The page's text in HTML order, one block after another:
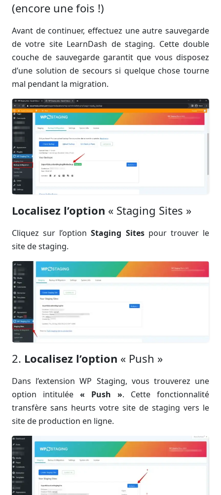
(encore une fois !)
Avant de continuer, effectuez une autre sauvegarde
de votre site LearnDash de staging. Cette double
couche de sauvegarde garantit que vous disposez
d’une solution de secours si quelque chose tourne
mal pendant la migration.
Localisez l’option « Staging Sites »
Cliquez sur l’optionStaging Sitespour trouver le
site de staging.
2. Localisez l’option « Push »
Dans l’extension WP Staging, vous trouverez une
option intitulée « Push ». Cette fonctionnalité
transfère sans heurts votre site de staging vers le
site de production en ligne.